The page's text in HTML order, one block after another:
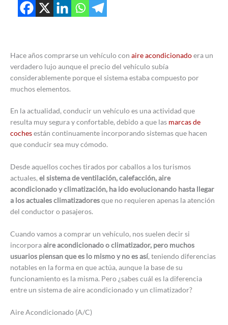
Hace años comprarse un vehículo con aire acondicionadoera un
verdadero lujo aunque el precio del vehículo subía
considerablemente porque el sistema estaba compuesto por
muchos elementos.
En la actualidad, conducir un vehículo es una actividad que
resulta muy segura y confortable, debido a que las marcas de
cochesestán continuamente incorporando sistemas que hacen
que conducir sea muy cómodo.
Desde aquellos coches tirados por caballos a los turismos
actuales, el sistema de ventilación, calefacción, aire
acondicionado y climatización, ha ido evolucionando hasta llegar
a los actuales climatizadoresque no requieren apenas la atención
del conductor o pasajeros.
Cuando vamos a comprar un vehículo, nos suelen decir si
incorporaaire acondicionado o climatizador, pero muchos
usuarios piensan que es lo mismo y no es así, teniendo diferencias
notables en la forma en que actúa, aunque la base de su
funcionamiento es la misma. Pero ¿sabes cuál es la diferencia
entre un sistema de aire acondicionado y un climatizador?
Aire Acondicionado (A/C)